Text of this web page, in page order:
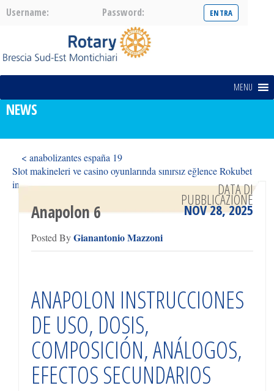
Username: Password:
MENU
NEWS
< anabolizantes españa 19
Slot makineleri ve casino oyunlarında sınırsız eğlence Rokubet
indir ile mümkün oluyor >
Anapolon 6
Posted ByGianantonio Mazzoni
DATA DI
PUBBLICAZIONE
NOV 28, 2025
ANAPOLON INSTRUCCIONES
DE USO, DOSIS,
COMPOSICIÓN, ANÁLOGOS,
EFECTOS SECUNDARIOS